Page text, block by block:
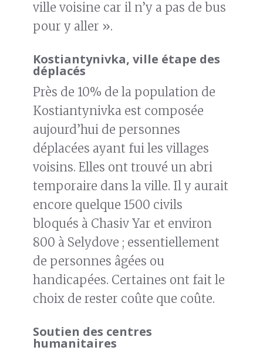
ville voisine car il n’y a pas de bus
pour y aller ».
Kostiantynivka, ville étape des
déplacés
Près de 10% de la population de
Kostiantynivka est composée
aujourd’hui de personnes
déplacées ayant fui les villages
voisins. Elles ont trouvé un abri
temporaire dans la ville. Il y aurait
encore quelque 1500 civils
bloqués à Chasiv Yar et environ
800 à Selydove ; essentiellement
de personnes âgées ou
handicapées. Certaines ont fait le
choix de rester coûte que coûte.
Soutien des centres
humanitaires